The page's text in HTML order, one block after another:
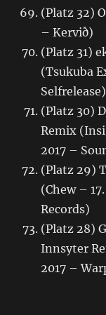
(Platz 32)
– Kervið)
(Platz 31)
(Tsukuba
Selfrelease)
(Platz 30)
Remix
2017 –
(Platz 29)
(Chew –
Records)
(Platz 28)
Innsyter
2017 –